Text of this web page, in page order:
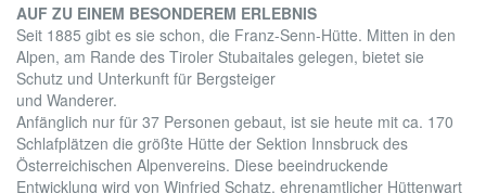
AUF ZU EINEM BESONDEREM ERLEBNIS
Seit 1885 gibt es sie schon, die Franz-Senn-Hütte. Mitten in den
Alpen, am Rande des Tiroler Stubaitales gelegen, bietet sie
Schutz und Unterkunft für Bergsteiger
und Wanderer.
Anfänglich nur für 37 Personen gebaut, ist sie heute mit ca. 170
Schlafplätzen die größte Hütte der Sektion Innsbruck des
Österreichischen Alpenvereins. Diese beeindruckende
Entwicklung wird von Winfried Schatz, ehrenamtlicher Hüttenwart